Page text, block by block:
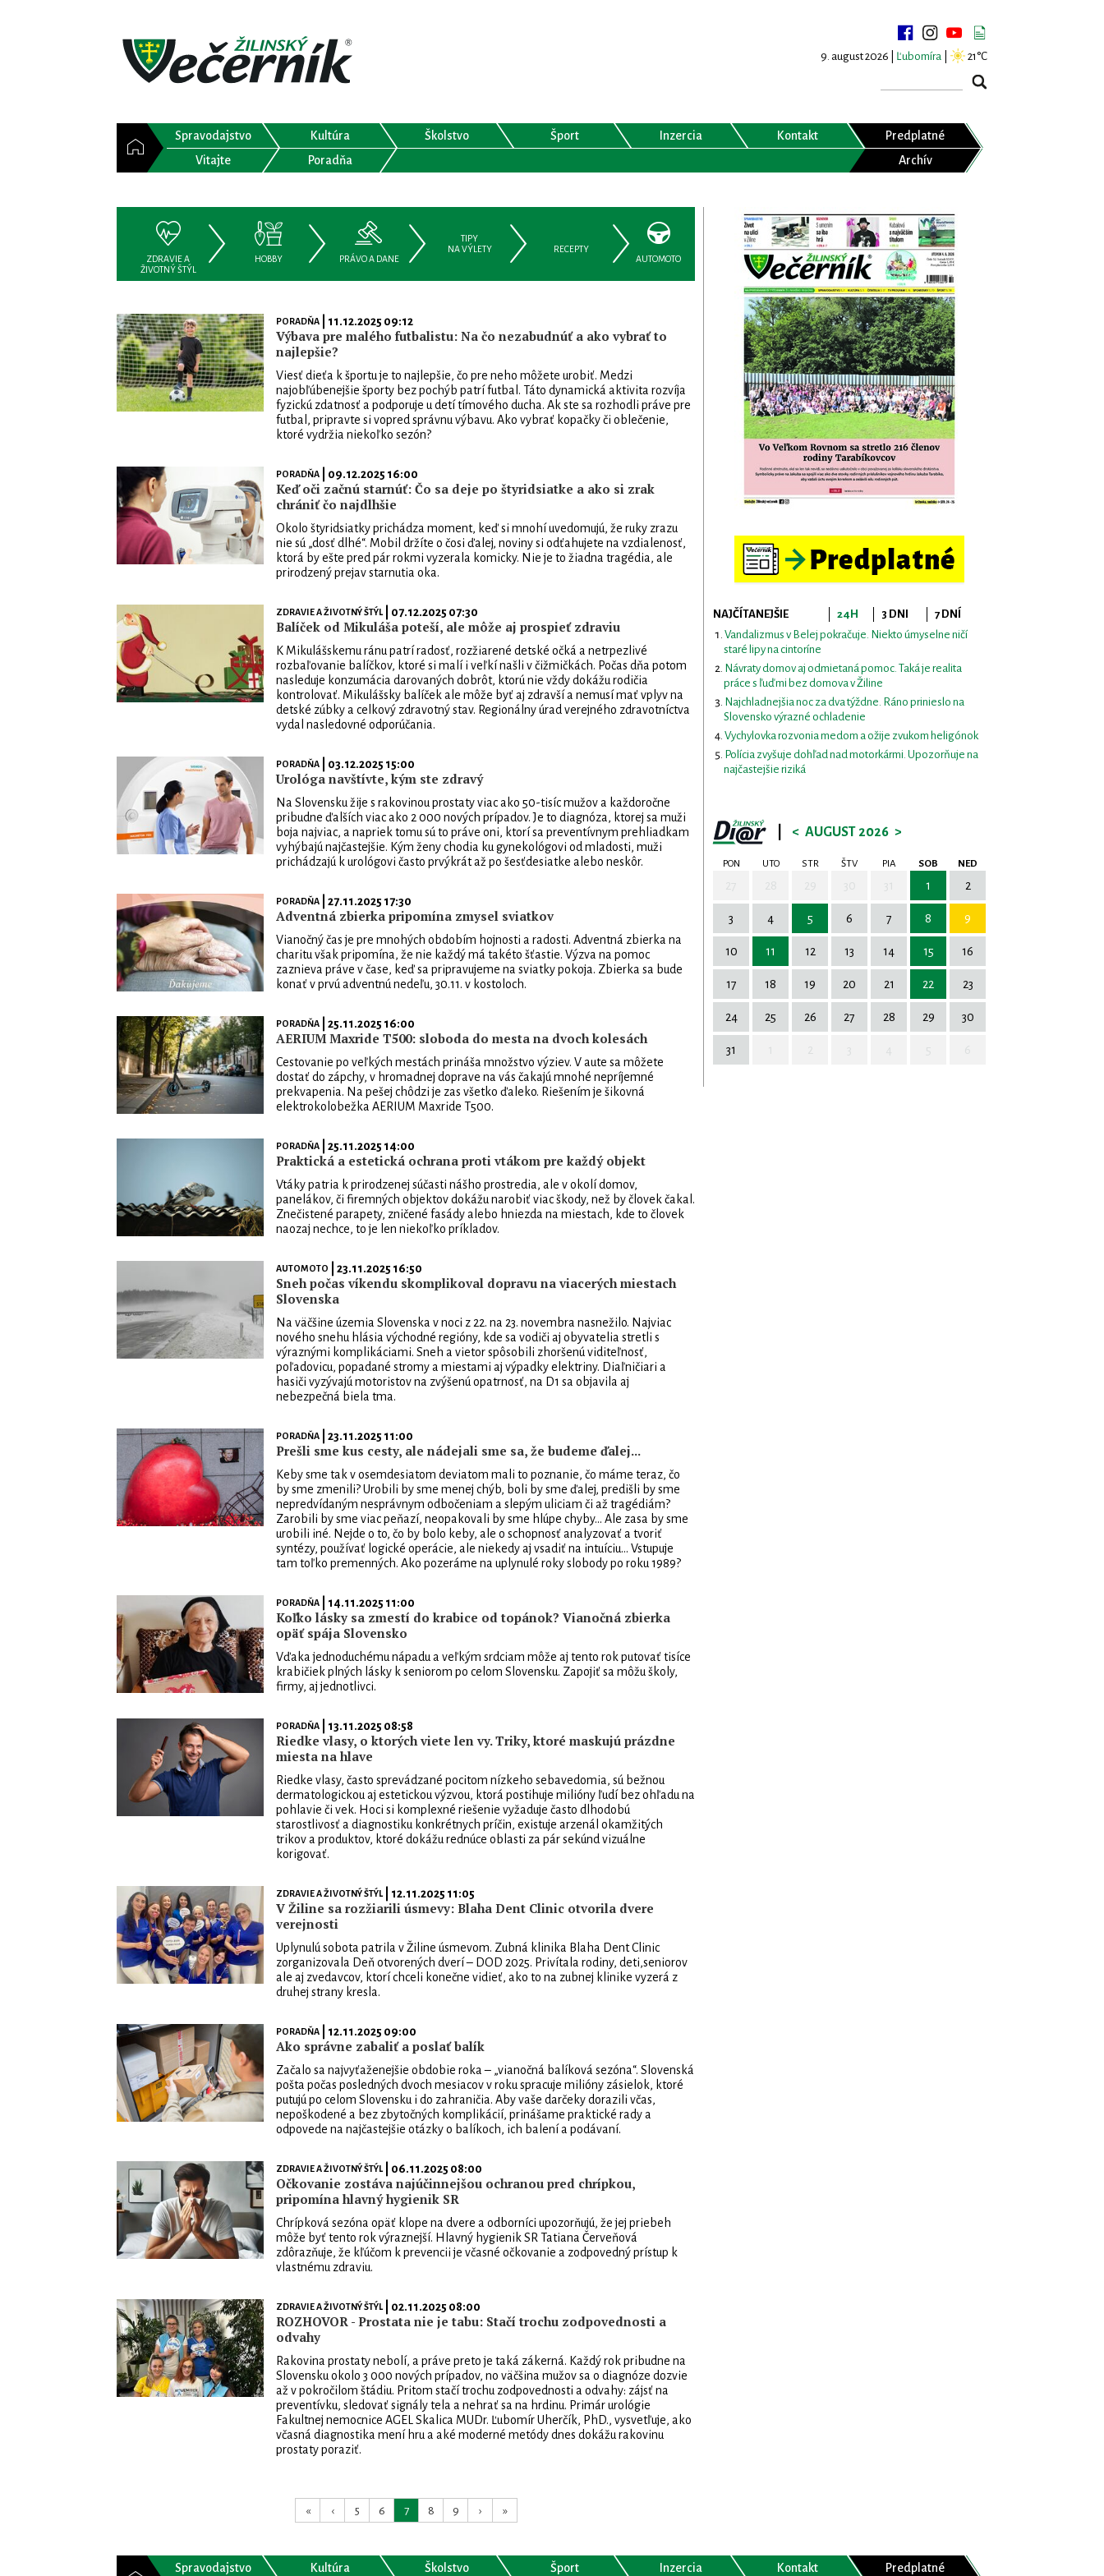
9. august 2026 | Ľubomíra 21°C
Spravodajstvo Kultúra Školstvo Šport Inzercia Kontakt
Predplatné
Vitajte
Poradňa Archív
ZDRAVIE A
ŽIVOTNÝ ŠTÝL
HOBBY PRÁVO A DANE
TIPY
NA VÝLETY
RECEPTY
AUTOMOTO
PORADŇA| 11.12.2025 09:12
Výbava pre malého futbalistu: Na čo nezabudnúť a ako vybrať to
najlepšie?
Viesť dieťa k športu je to najlepšie, čo pre neho môžete urobiť. Medzi
najobľúbenejšie športy bez pochýb patrí futbal. Táto dynamická aktivita rozvíja
fyzickú zdatnosť a podporuje u detí tímového ducha. Ak ste sa rozhodli práve pre
futbal, pripravte si vopred správnu výbavu. Ako vybrať kopačky či oblečenie,
ktoré vydržia niekoľko sezón?
PORADŇA| 09.12.2025 16:00
Keď oči začnú starnúť: Čo sa deje po štyridsiatke a ako si zrak
chrániť čo najdlhšie
Okolo štyridsiatky prichádza moment, keď si mnohí uvedomujú, že ruky zrazu
nie sú „dosť dlhé“. Mobil držíte o čosi ďalej, noviny si odťahujete na vzdialenosť,
ktorá by ešte pred pár rokmi vyzerala komicky. Nie je to žiadna tragédia, ale
prirodzený prejav starnutia oka.
ZDRAVIE A ŽIVOTNÝ ŠTÝL| 07.12.2025 07:30
Balíček od Mikuláša poteší, ale môže aj prospieť zdraviu
K Mikulášskemu ránu patrí radosť, rozžiarené detské očká a netrpezlivé
rozbaľovanie balíčkov, ktoré si malí i veľkí našli v čižmičkách. Počas dňa potom
nasleduje konzumácia darovaných dobrôt, ktorú nie vždy dokážu rodičia
kontrolovať. Mikulášsky balíček ale môže byť aj zdravší a nemusí mať vplyv na
detské zúbky a celkový zdravotný stav. Regionálny úrad verejného zdravotníctva
vydal nasledovné odporúčania.
PORADŇA| 03.12.2025 15:00
Urológa navštívte, kým ste zdravý
Na Slovensku žije s rakovinou prostaty viac ako 50-tisíc mužov a každoročne
pribudne ďalších viac ako 2 000 nových prípadov. Je to diagnóza, ktorej sa muži
boja najviac, a napriek tomu sú to práve oni, ktorí sa preventívnym prehliadkam
vyhýbajú najčastejšie. Kým ženy chodia ku gynekológovi od mladosti, muži
prichádzajú k urológovi často prvýkrát až po šesťdesiatke alebo neskôr.
PORADŇA| 27.11.2025 17:30
Adventná zbierka pripomína zmysel sviatkov
Vianočný čas je pre mnohých obdobím hojnosti a radosti. Adventná zbierka na
charitu však pripomína, že nie každý má takéto šťastie. Výzva na pomoc
zaznieva práve v čase, keď sa pripravujeme na sviatky pokoja. Zbierka sa bude
konať v prvú adventnú nedeľu, 30.11. v kostoloch.
PORADŇA| 25.11.2025 16:00
AERIUM Maxride T500: sloboda do mesta na dvoch kolesách
Cestovanie po veľkých mestách prináša množstvo výziev. V aute sa môžete
dostať do zápchy, v hromadnej doprave na vás čakajú mnohé nepríjemné
prekvapenia. Na pešej chôdzi je zas všetko ďaleko. Riešením je šikovná
elektrokolobežka AERIUM Maxride T500.
PORADŇA| 25.11.2025 14:00
Praktická a estetická ochrana proti vtákom pre každý objekt
Vtáky patria k prirodzenej súčasti nášho prostredia, ale v okolí domov,
panelákov, či firemných objektov dokážu narobiť viac škody, než by človek čakal.
Znečistené parapety, zničené fasády alebo hniezda na miestach, kde to človek
naozaj nechce, to je len niekoľko príkladov.
AUTOMOTO | 23.11.2025 16:50
Sneh počas víkendu skomplikoval dopravu na viacerých miestach
Slovenska
Na väčšine územia Slovenska v noci z 22. na 23. novembra nasnežilo. Najviac
nového snehu hlásia východné regióny, kde sa vodiči aj obyvatelia stretli s
výraznými komplikáciami. Sneh a vietor spôsobili zhoršenú viditeľnosť,
poľadovicu, popadané stromy a miestami aj výpadky elektriny. Diaľničiari a
hasiči vyzývajú motoristov na zvýšenú opatrnosť, na D1 sa objavila aj
nebezpečná biela tma.
PORADŇA| 23.11.2025 11:00
Prešli sme kus cesty, ale nádejali sme sa, že budeme ďalej...
Keby sme tak v osemdesiatom deviatom mali to poznanie, čo máme teraz, čo
by sme zmenili? Urobili by sme menej chýb, boli by sme ďalej, predišli by sme
nepredvídaným nesprávnym odbočeniam a slepým uliciam či až tragédiám?
Zarobili by sme viac peňazí, neopakovali by sme hlúpe chyby... Ale zasa by sme
urobili iné. Nejde o to, čo by bolo keby, ale o schopnosť analyzovať a tvoriť
syntézy, používať logické operácie, ale niekedy aj vsadiť na intuíciu... Vstupuje
tam toľko premenných. Ako pozeráme na uplynulé roky slobody po roku 1989?
PORADŇA| 14.11.2025 11:00
Koľko lásky sa zmestí do krabice od topánok? Vianočná zbierka
opäť spája Slovensko
Vďaka jednoduchému nápadu a veľkým srdciam môže aj tento rok putovať tisíce
krabičiek plných lásky k seniorom po celom Slovensku. Zapojiť sa môžu školy,
firmy, aj jednotlivci.
PORADŇA| 13.11.2025 08:58
Riedke vlasy, o ktorých viete len vy. Triky, ktoré maskujú prázdne
miesta na hlave
Riedke vlasy, často sprevádzané pocitom nízkeho sebavedomia, sú bežnou
dermatologickou aj estetickou výzvou, ktorá postihuje milióny ľudí bez ohľadu na
pohlavie či vek. Hoci si komplexné riešenie vyžaduje často dlhodobú
starostlivosť a diagnostiku konkrétnych príčin, existuje arzenál okamžitých
trikov a produktov, ktoré dokážu rednúce oblasti za pár sekúnd vizuálne
korigovať.
ZDRAVIE A ŽIVOTNÝ ŠTÝL| 12.11.2025 11:05
V Žiline sa rozžiarili úsmevy: Blaha Dent Clinic otvorila dvere
verejnosti
Uplynulú sobota patrila v Žiline úsmevom. Zubná klinika Blaha Dent Clinic
zorganizovala Deň otvorených dverí – DOD 2025. Privítala rodiny, deti,seniorov
ale aj zvedavcov, ktorí chceli konečne vidieť, ako to na zubnej klinike vyzerá z
druhej strany kresla.
PORADŇA| 12.11.2025 09:00
Ako správne zabaliť a poslať balík
Začalo sa najvyťaženejšie obdobie roka – „vianočná balíková sezóna“. Slovenská
pošta počas posledných dvoch mesiacov v roku spracuje milióny zásielok, ktoré
putujú po celom Slovensku i do zahraničia. Aby vaše darčeky dorazili včas,
nepoškodené a bez zbytočných komplikácií, prinášame praktické rady a
odpovede na najčastejšie otázky o balíkoch, ich balení a podávaní.
ZDRAVIE A ŽIVOTNÝ ŠTÝL| 06.11.2025 08:00
Očkovanie zostáva najúčinnejšou ochranou pred chrípkou,
pripomína hlavný hygienik SR
Chrípková sezóna opäť klope na dvere a odborníci upozorňujú, že jej priebeh
môže byť tento rok výraznejší. Hlavný hygienik SR Tatiana Červeňová
zdôrazňuje, že kľúčom k prevencii je včasné očkovanie a zodpovedný prístup k
vlastnému zdraviu.
ZDRAVIE A ŽIVOTNÝ ŠTÝL| 02.11.2025 08:00
ROZHOVOR - Prostata nie je tabu: Stačí trochu zodpovednosti a
odvahy
Rakovina prostaty nebolí, a práve preto je taká zákerná. Každý rok pribudne na
Slovensku okolo 3 000 nových prípadov, no väčšina mužov sa o diagnóze dozvie
až v pokročilom štádiu. Pritom stačí trochu zodpovednosti a odvahy: zájsť na
preventívku, sledovať signály tela a nehrať sa na hrdinu. Primár urológie
Fakultnej nemocnice AGEL Skalica MUDr. Ľubomír Uherčík, PhD., vysvetľuje, ako
včasná diagnostika mení hru a aké moderné metódy dnes dokážu rakovinu
prostaty poraziť.
« ‹ 5 6 7 8 9 › »
NAJČÍTANEJŠIE 24H 3 DNI
7 DNÍ
Vandalizmus v Belej pokračuje. Niekto úmyselne ničí
staré lipy na cintoríne
Návraty domov aj odmietaná pomoc. Taká je realita
práce s ľuďmi bez domova v Žiline
Najchladnejšia noc za dva týždne. Ráno prinieslo na
Slovensko výrazné ochladenie
Vychylovka rozvonia medom a ožije zvukom heligónok
Polícia zvyšuje dohľad nad motorkármi. Upozorňuje na
najčastejšie riziká
< AUGUST 2026 >
PON UTO STR ŠTV PIA SOB NED
1 2
3 4 5 6 7 8 9
10 11 12 13 14 15 16
17 18 19 20 21 22 23
24 25 26 27 28 29 30
31
Spravodajstvo Kultúra Školstvo Šport Inzercia Kontakt Predplatné